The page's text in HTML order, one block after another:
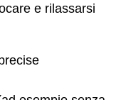
e rilassarsi